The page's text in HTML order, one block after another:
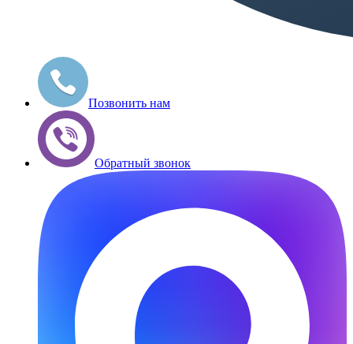
Позвонить нам
Обратный звонок